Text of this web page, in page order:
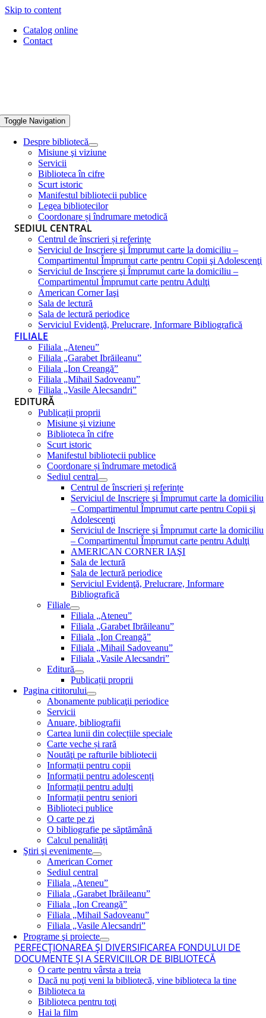
Skip to content
Catalog online
Contact
Toggle Navigation
Despre bibliotecă
Misiune şi viziune
Servicii
Biblioteca în cifre
Scurt istoric
Manifestul bibliotecii publice
Legea bibliotecilor
Coordonare și îndrumare metodică
SEDIUL CENTRAL
Centrul de înscrieri și referințe
Serviciul de Inscriere şi Împrumut carte la domiciliu –
Compartimentul Împrumut carte pentru Copii şi Adolescenţi
Serviciul de Inscriere şi Împrumut carte la domiciliu –
Compartimentul Împrumut carte pentru Adulţi
American Corner Iaşi
Sala de lectură
Sala de lectură periodice
Serviciul Evidenţă, Prelucrare, Informare Bibliografică
FILIALE
Filiala „Ateneu”
Filiala „Garabet Ibrăileanu”
Filiala „Ion Creangă”
Filiala „Mihail Sadoveanu”
Filiala „Vasile Alecsandri”
EDITURĂ
Publicații proprii
Misiune şi viziune
Biblioteca în cifre
Scurt istoric
Manifestul bibliotecii publice
Coordonare și îndrumare metodică
Sediul central
Centrul de înscrieri și referințe
Serviciul de Inscriere şi Împrumut carte la domiciliu
– Compartimentul Împrumut carte pentru Copii şi
Adolescenţi
Serviciul de Inscriere şi Împrumut carte la domiciliu
– Compartimentul Împrumut carte pentru Adulţi
AMERICAN CORNER IAŞI
Sala de lectură
Sala de lectură periodice
Serviciul Evidenţă, Prelucrare, Informare
Bibliografică
Filiale
Filiala „Ateneu”
Filiala „Garabet Ibrăileanu”
Filiala „Ion Creangă”
Filiala „Mihail Sadoveanu”
Filiala „Vasile Alecsandri”
Editură
Publicații proprii
Pagina cititorului
Abonamente publicaţii periodice
Servicii
Anuare, bibliografii
Cartea lunii din colecțiile speciale
Carte veche și rară
Noutăţi pe rafturile bibliotecii
Informații pentru copii
Informații pentru adolescenți
Informații pentru adulți
Informații pentru seniori
Biblioteci publice
O carte pe zi
O bibliografie pe săptămână
Calcul penalități
Ştiri şi evenimente
American Corner
Sediul central
Filiala „Ateneu”
Filiala „Garabet Ibrăileanu”
Filiala „Ion Creangă”
Filiala „Mihail Sadoveanu”
Filiala „Vasile Alecsandri”
Programe şi proiecte
PERFECŢIONAREA ŞI DIVERSIFICAREA FONDULUI DE
DOCUMENTE ŞI A SERVICIILOR DE BIBLIOTECĂ
O carte pentru vârsta a treia
Dacă nu poţi veni la bibliotecă, vine biblioteca la tine
Biblioteca ta
Biblioteca pentru toţi
Hai la film